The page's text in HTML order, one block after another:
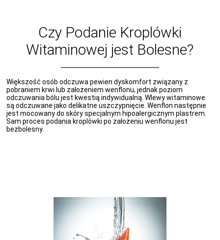
Czy Podanie Kroplówki
Witaminowej jest Bolesne?
Większość osób odczuwa pewien dyskomfort związany z
pobraniem krwi lub założeniem wenflonu, jednak poziom
odczuwania bólu jest kwestią indywidualną. Wlewy witaminowe
są odczuwane jako delikatne uszczypnięcie. Wenflon następnie
jest mocowany do skóry specjalnym hipoalergicznym plastrem.
Sam proces podania kroplówki po założeniu wenflonu jest
bezbolesny.